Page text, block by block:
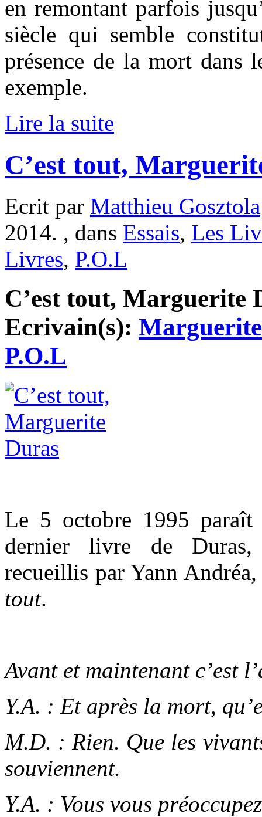
en remontant parfois
siècle qui semble
présence de la mort dans
exemple.
Lire la suite
C’est tout,
Ecrit par Matthieu Gosztola
2014. , dans Essais, Les
Livres, P.O.L
C’est tout, Marguerite
Ecrivain(s):
P.O.L
Le 5 octobre 1995
dernier livre de
recueillis par Yann
tout.
Avant et maintenant c’est
Y.A. : Et après la mort,
M.D. : Rien. Que les
souviennent.
Y.A. : Vous vous